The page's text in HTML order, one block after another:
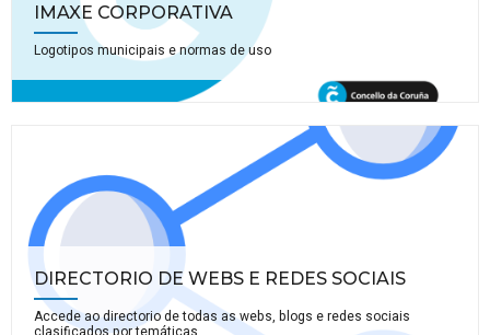
IMAXE CORPORATIVA
Logotipos municipais e normas de uso
DIRECTORIO DE WEBS E REDES SOCIAIS
Accede ao directorio de todas as webs, blogs e redes sociais